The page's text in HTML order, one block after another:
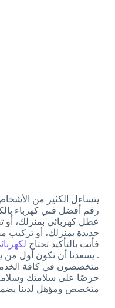
يتساءل الكثير من
عطل كهربائي بمنزلك، أو
جديدة بمنزلك، أو تركيب
فأنت بالتأكيد تحتاج
. يسعدنا أن نكون أول من
متخصصون في كافة
حرصًا على سلامتك
متخصص ومؤهل لدينا